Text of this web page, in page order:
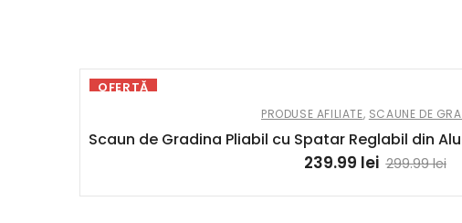
OFERTĂ
PRODUSE AFILIATE, SCAUNE DE
Scaun de Gradina Pliabil cu Spatar Reglabil din
299.99lei
239.99 lei